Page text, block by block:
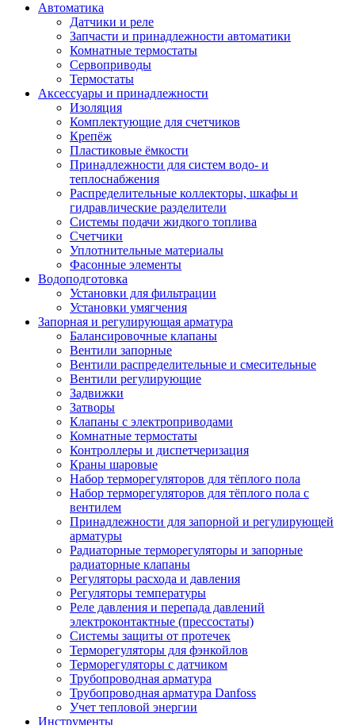
Автоматика
Датчики и реле
Запчасти и принадлежности автоматики
Комнатные термостаты
Сервоприводы
Термостаты
Аксессуары и принадлежности
Изоляция
Комплектующие для счетчиков
Крепёж
Пластиковые ёмкости
Принадлежности для систем водо- и
теплоснабжения
Распределительные коллекторы, шкафы и
гидравлические разделители
Системы подачи жидкого топлива
Счетчики
Уплотнительные материалы
Фасонные элементы
Водоподготовка
Установки для фильтрации
Установки умягчения
Запорная и регулирующая арматура
Балансировочные клапаны
Вентили запорные
Вентили распределительные и смесительные
Вентили регулирующие
Задвижки
Затворы
Клапаны с электроприводами
Комнатные термостаты
Контроллеры и диспетчеризация
Краны шаровые
Набор терморегуляторов для тёплого пола
Набор терморегуляторов для тёплого пола с
вентилем
Принадлежности для запорной и регулирующей
арматуры
Радиаторные терморегуляторы и запорные
радиаторные клапаны
Регуляторы расхода и давления
Регуляторы температуры
Реле давления и перепада давлений
электроконтактные (прессостаты)
Системы защиты от протечек
Терморегуляторы для фэнкойлов
Терморегуляторы с датчиком
Трубопроводная арматура
Трубопроводная арматура Danfoss
Учет тепловой энергии
Инструменты